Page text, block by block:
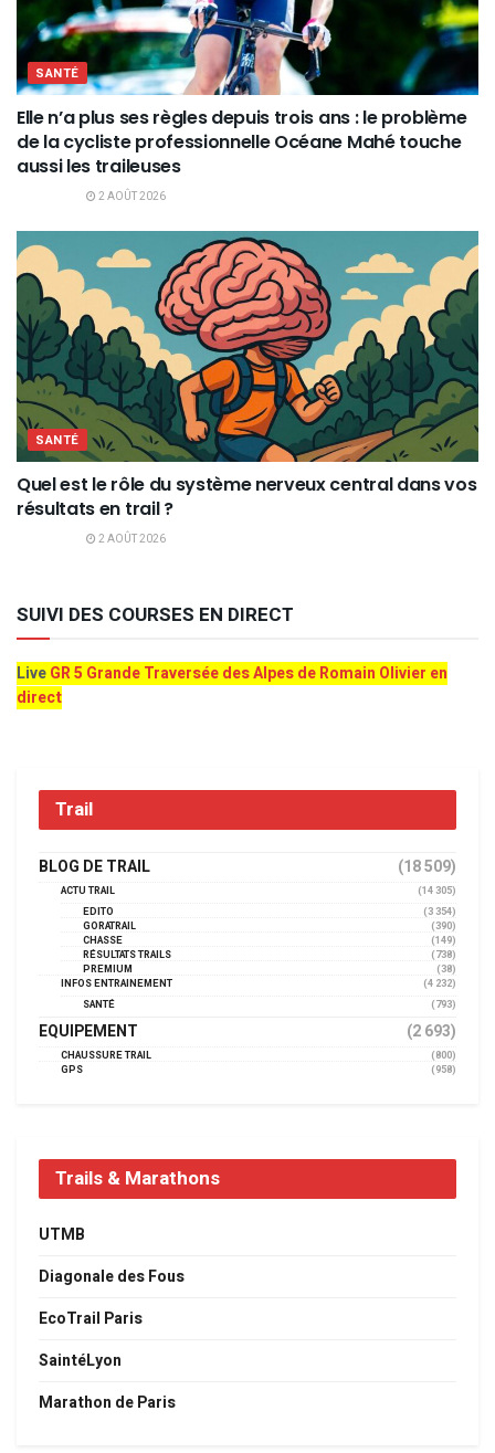
SANTÉ
Elle n’a plus ses règles depuis trois ans : le problème
de la cycliste professionnelle Océane Mahé touche
aussi les traileuses
2 AOÛT 2026
SANTÉ
Quel est le rôle du système nerveux central dans vos
résultats en trail ?
2 AOÛT 2026
SUIVI DES COURSES EN DIRECT
LiveGR 5 Grande Traversée des Alpes de Romain Olivier en
direct
Trail
BLOG DE TRAIL (18 509)
ACTU TRAIL
(14 305)
EDITO
(3 354)
GORATRAIL
(390)
CHASSE
(149)
RÉSULTATS TRAILS
(738)
PREMIUM
(38)
INFOS ENTRAINEMENT
(4 232)
SANTÉ
(793)
EQUIPEMENT (2 693)
CHAUSSURE TRAIL
(800)
GPS
(958)
Trails & Marathons
UTMB
Diagonale des Fous
EcoTrail Paris
SaintéLyon
Marathon de Paris